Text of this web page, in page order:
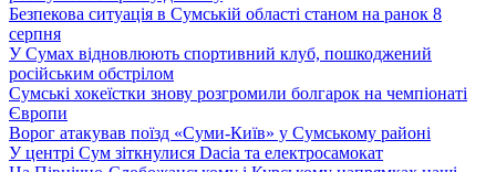
Безпекова ситуація в Сумській області станом на ранок 8
серпня
У Сумах відновлюють спортивний клуб, пошкоджений
російським обстрілом
Сумські хокеїстки знову розгромили болгарок на чемпіонаті
Європи
Ворог атакував поїзд «Суми-Київ» у Сумському районі
У центрі Сум зіткнулися Dacia та електросамокат